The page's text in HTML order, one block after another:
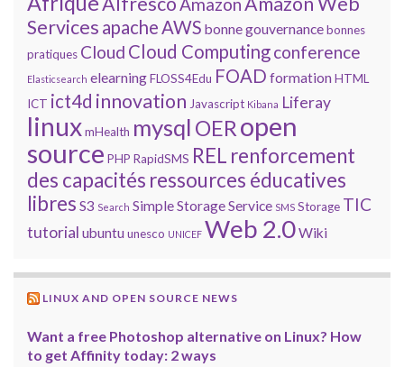
Services apache AWS bonne gouvernancebonnes
pratiques Cloud Cloud Computingconference
Elasticsearch elearningFLOSS4Edu FOAD formationHTML
ICT ict4d innovation Javascript Kibana Liferay
linuxmHealth mysql OER open
source PHP RapidSMS REL renforcement
des capacités ressources éducatives
libres S3 Search Simple Storage Service SMS Storage TIC
tutorial ubuntuunesco UNICEF Web 2.0Wiki
LINUX AND OPEN SOURCE NEWS
Want a free Photoshop alternative on Linux? How
to get Affinity today: 2 ways